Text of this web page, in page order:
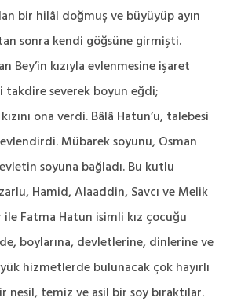
bir hilâl doğmuş ve büyüyüp ayın
sonra kendi göğsüne girmişti.
Bey’in kızıyla evlenmesine işaret
severek boyun eğdi;
ona verdi. Bâlâ Hatun’u, talebesi
Mübarek soyunu, Osman
soyuna bağladı. Bu kutlu
Hamid, Alaaddin, Savcı ve Melik
Fatma Hatun isimli kız çocuğu
boylarına, devletlerine, dinlerine ve
hizmetlerde bulunacak çok hayırlı
nesil, temiz ve asil bir soy bıraktılar.